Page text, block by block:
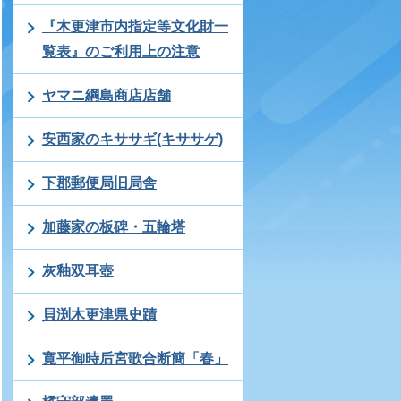
『木更津市内指定等文化財一
覧表』のご利用上の注意
ヤマニ綱島商店店舗
安西家のキササギ(キササゲ)
下郡郵便局旧局舎
加藤家の板碑・五輪塔
灰釉双耳壺
貝渕木更津県史蹟
寛平御時后宮歌合断簡「春」